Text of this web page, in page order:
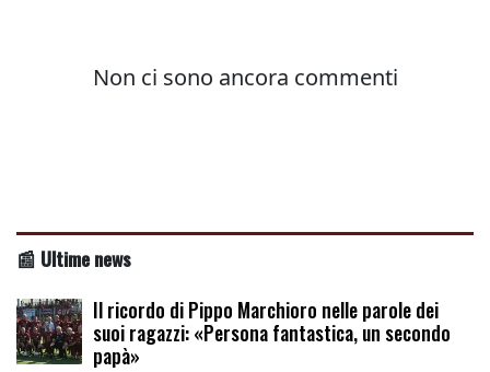
📰 Ultime news
Il ricordo di Pippo Marchioro nelle parole dei
suoi ragazzi: «Persona fantastica, un secondo
papà»